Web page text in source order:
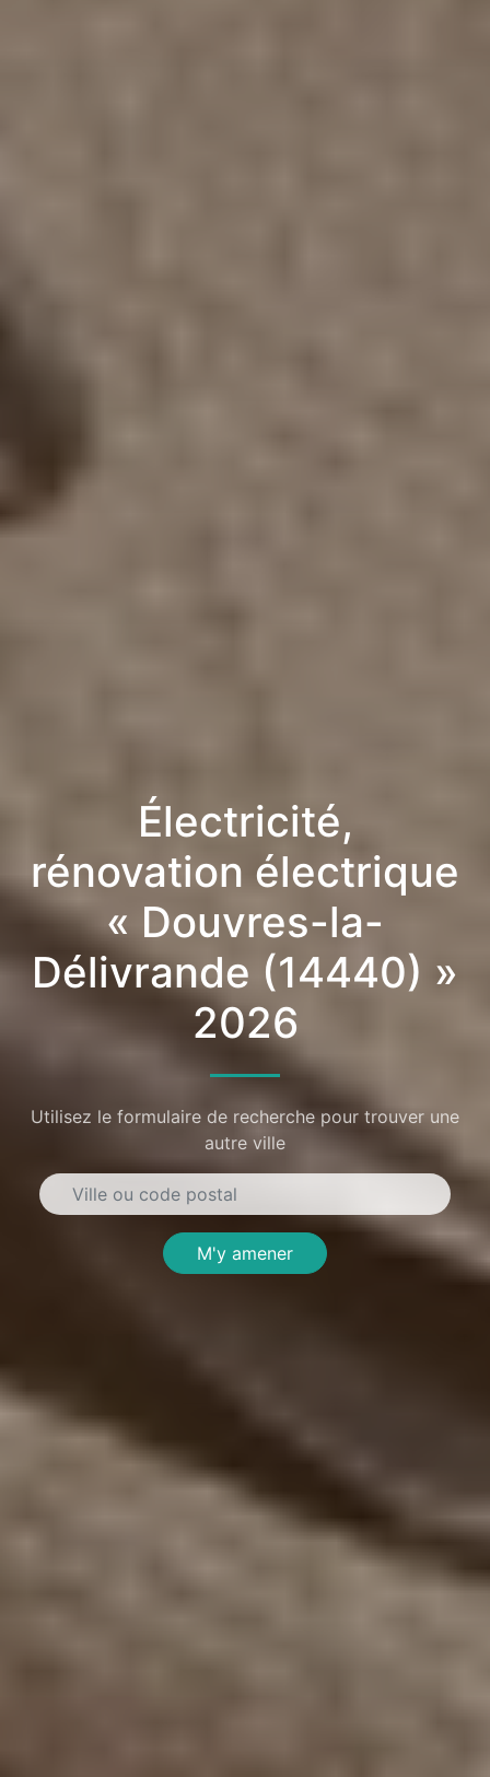
Électricité,
rénovation électrique
« Douvres-la-
Délivrande (14440) »
2026
Utilisez le formulaire de recherche pour trouver une
autre ville
M'y amener